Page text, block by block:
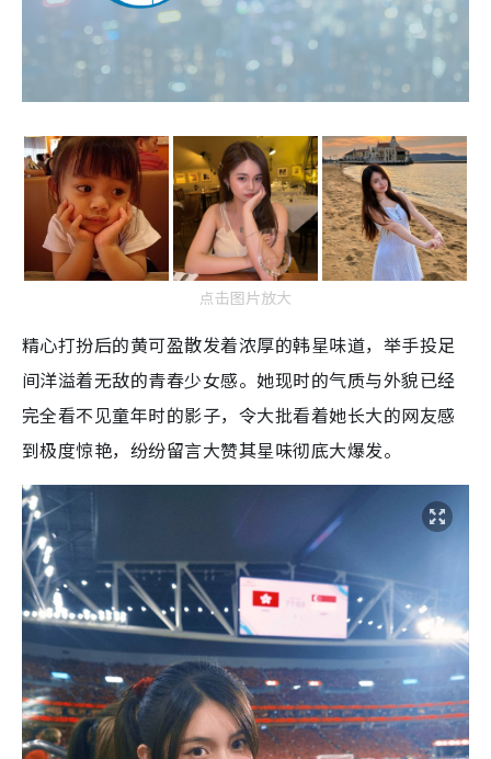
点击图片放大
精心打扮后的黄可盈散发着浓厚的韩星味道，举手投足
间洋溢着无敌的青春少女感。她现时的气质与外貌已经
完全看不见童年时的影子，令大批看着她长大的网友感
到极度惊艳，纷纷留言大赞其星味彻底大爆发。